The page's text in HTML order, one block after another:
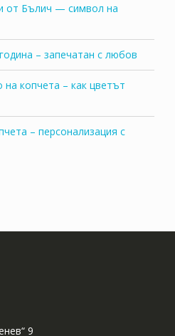
от Бълич — символ на
– запечатан с любов
на копчета – как цветът
– персонализация с
9